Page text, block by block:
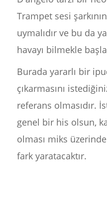
Trampet sesi
uymalıdır ve bu da
havayı bilmekle
Burada yararlı bir
çıkarmasını
referans olmasıdır.
genel bir his olsun,
olması miks
fark yaratacaktır.